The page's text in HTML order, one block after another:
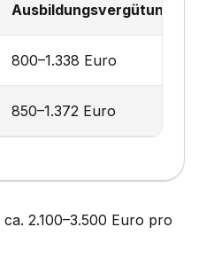
Ausbildungsvergütung
800–1.338 Euro
850–1.372 Euro
ca. 2.100–3.500 Euro pro